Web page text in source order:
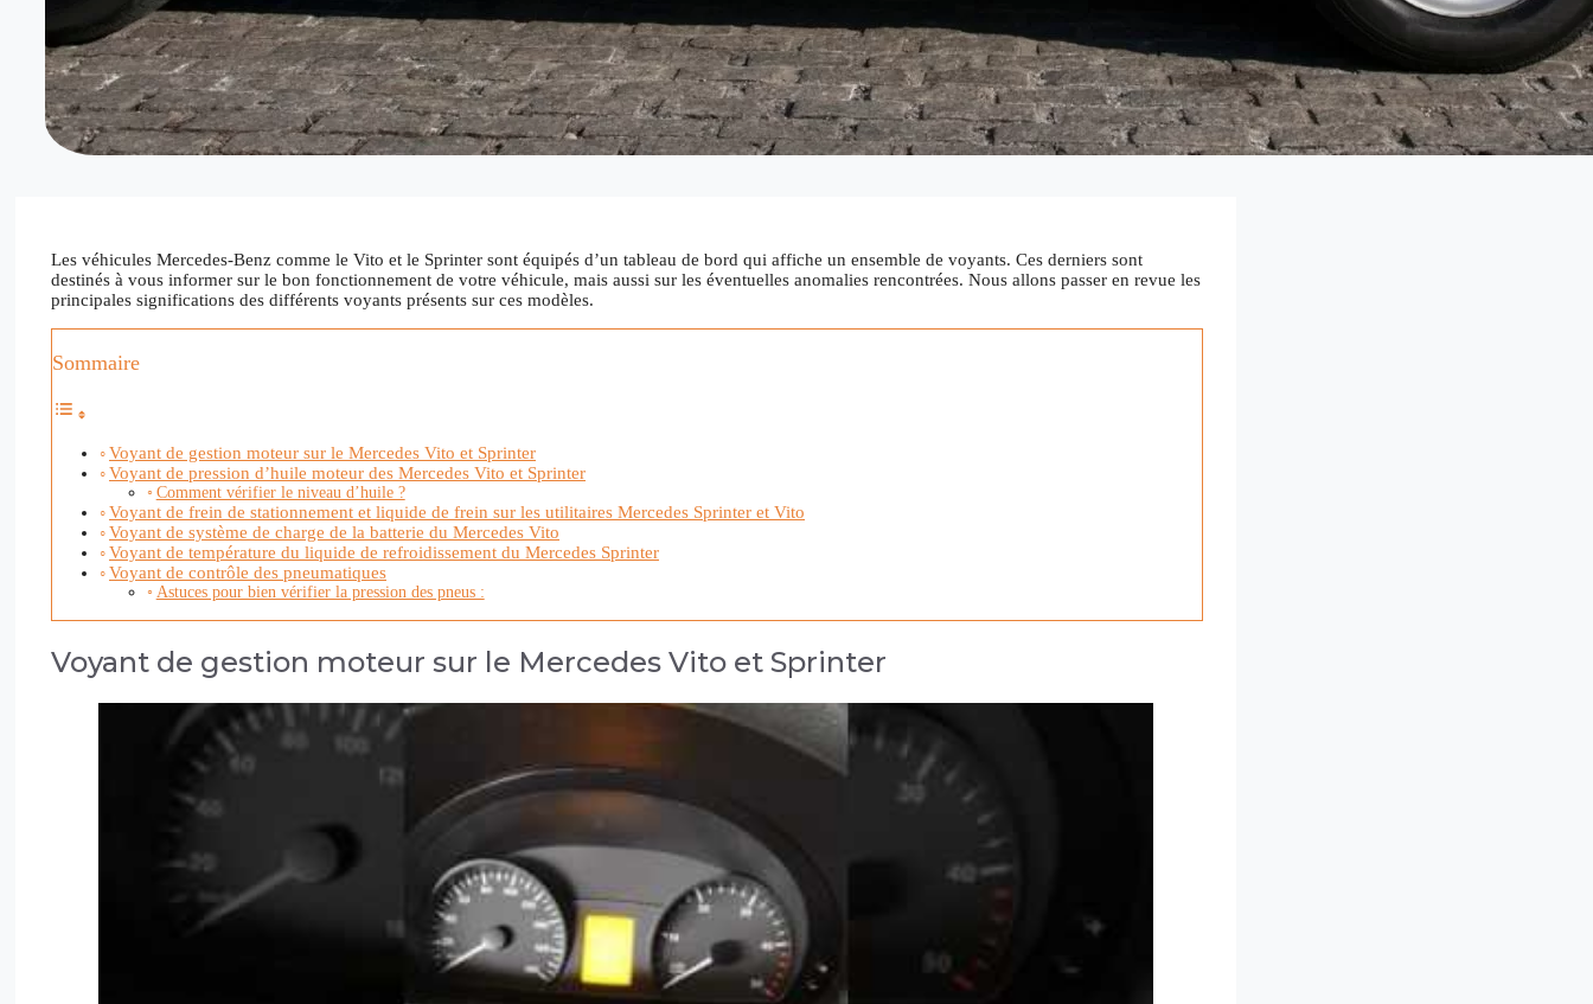
Les véhicules Mercedes-Benz comme le Vito et le Sprinter sont équipés d’un tableau de bord qui affiche un ensemble de voyants. Ces derniers sont
destinés à vous informer sur le bon fonctionnement de votre véhicule, mais aussi sur les éventuelles anomalies rencontrées. Nous allons passer en revue les
principales significations des différents voyants présents sur ces modèles.
Sommaire
Voyant de gestion moteur sur le Mercedes Vito et Sprinter
Voyant de pression d’huile moteur des Mercedes Vito et Sprinter
Comment vérifier le niveau d’huile ?
Voyant de frein de stationnement et liquide de frein sur les utilitaires Mercedes Sprinter et Vito
Voyant de système de charge de la batterie du Mercedes Vito
Voyant de température du liquide de refroidissement du Mercedes Sprinter
Voyant de contrôle des pneumatiques
Astuces pour bien vérifier la pression des pneus :
Voyant de gestion moteur sur le Mercedes Vito et Sprinter